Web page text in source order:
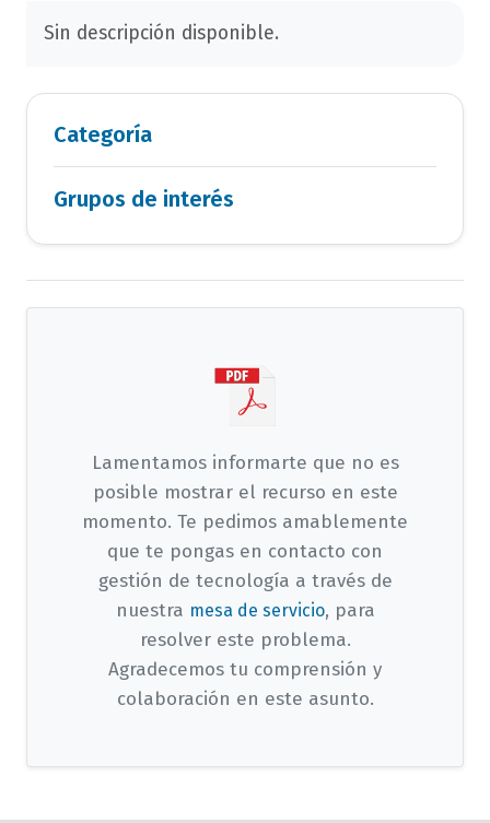
Sin descripción disponible.
Categoría
Grupos de interés
Lamentamos informarte que no es
posible mostrar el recurso en este
momento. Te pedimos amablemente
que te pongas en contacto con
gestión de tecnología a través de
nuestra mesa de servicio, para
resolver este problema.
Agradecemos tu comprensión y
colaboración en este asunto.